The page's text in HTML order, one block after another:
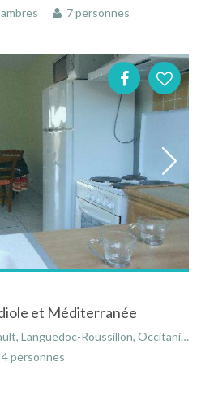
7 personnes
et Méditerranée
Roussillon, Occitanie, France
4 personnes